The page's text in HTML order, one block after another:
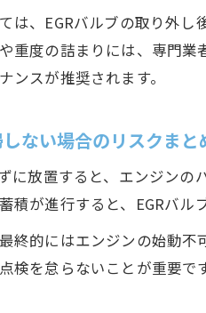
は、EGRバルブの取り外
重度の詰まりには、専門
ンスが推奨されます。
ない場合のリスクまと
に放置すると、エンジン
積が進行すると、EGRバ
終的にはエンジンの始動
検を怠らないことが重要